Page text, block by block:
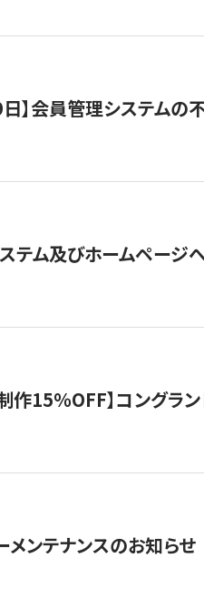
】会員管理システム
テム及びホームページ
作15％OFF】コングラ
メンテナンスのお知らせ